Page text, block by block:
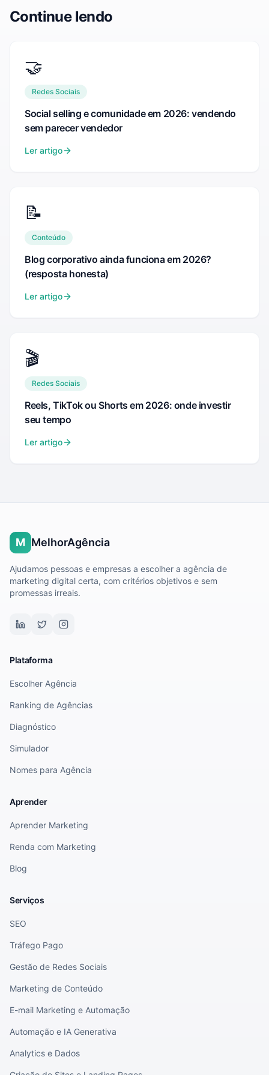
Continue lendo
🤝
Redes Sociais
Social selling e comunidade em 2026: vendendo
sem parecer vendedor
Ler artigo
📝
Conteúdo
Blog corporativo ainda funciona em 2026?
(resposta honesta)
Ler artigo
🎬
Redes Sociais
Reels, TikTok ou Shorts em 2026: onde investir
seu tempo
Ler artigo
M MelhorAgência
Ajudamos pessoas e empresas a escolher a agência de
marketing digital certa, com critérios objetivos e sem
promessas irreais.
Plataforma
Escolher Agência
Ranking de Agências
Diagnóstico
Simulador
Nomes para Agência
Aprender
Aprender Marketing
Renda com Marketing
Blog
Serviços
SEO
Tráfego Pago
Gestão de Redes Sociais
Marketing de Conteúdo
E-mail Marketing e Automação
Automação e IA Generativa
Analytics e Dados